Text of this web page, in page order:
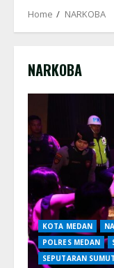
Home NARKOBA
NARKOBA
KOTA MEDAN
POLRES MEDAN
SEPUTARAN SUMUT